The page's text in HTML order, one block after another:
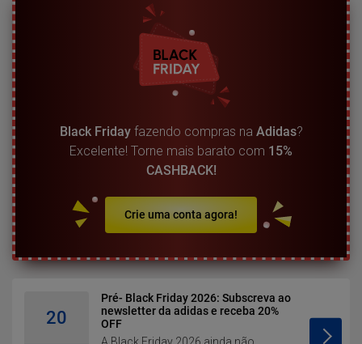
Black Fridayfazendo compras na Adidas?
Excelente! Torne mais barato com 15%
CASHBACK!
Crie uma conta agora!
20
Pré- Black Friday 2026: Subscreva ao
newsletter da adidas e receba 20%
OFF